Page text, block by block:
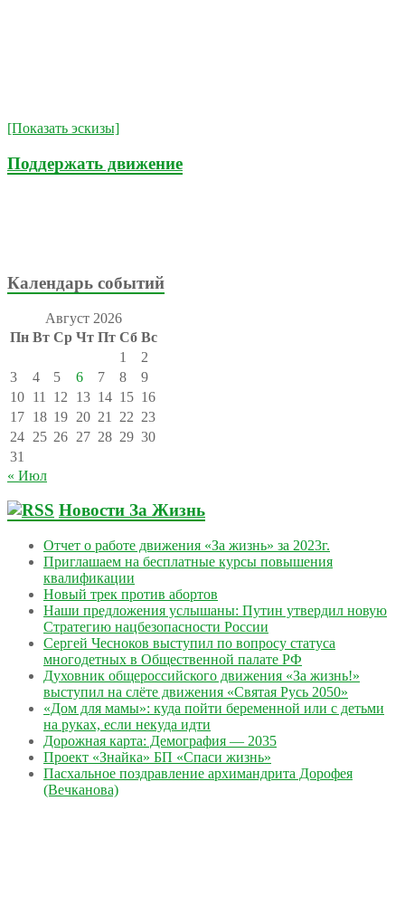
[Показать эскизы]
Поддержать движение
Календарь событий
Август 2026
Пн Вт Ср Чт Пт Сб Вс
1
2
3
4 5 6 7 8
9
10 11 12 13 14 15 16
17 18 19 20 21 22 23
24 25 26 27 28 29 30
31
« Июл
Новости За Жизнь
Отчет о работе движения «За жизнь» за 2023г.
Приглашаем на бесплатные курсы повышения
квалификации
Новый трек против абортов
Наши предложения услышаны: Путин утвердил новую
Стратегию нацбезопасности России
Сергей Чесноков выступил по вопросу статуса
многодетных в Общественной палате РФ
Духовник общероссийского движения «За жизнь!»
выступил на слёте движения «Святая Русь 2050»
«Дом для мамы»: куда пойти беременной или с детьми
на руках, если некуда идти
Дорожная карта: Демография — 2035
Проект «Знайка» БП «Спаси жизнь»
Пасхальное поздравление архимандрита Дорофея
(Вечканова)